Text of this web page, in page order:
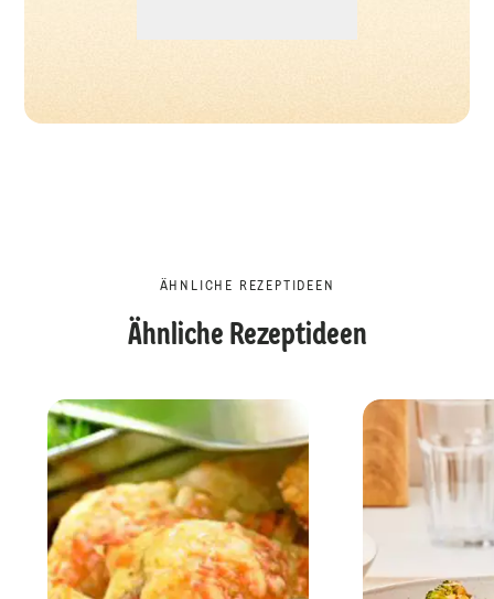
ÄHNLICHE REZEPTIDEEN
Ähnliche Rezeptideen